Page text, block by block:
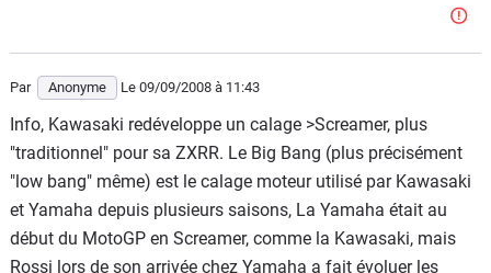
Par Anonyme Le 09/09/2008 à 11:43
Info, Kawasaki redéveloppe un calage >Screamer, plus
"traditionnel" pour sa ZXRR. Le Big Bang (plus précisément
"low bang" même) est le calage moteur utilisé par Kawasaki
et Yamaha depuis plusieurs saisons, La Yamaha était au
début du MotoGP en Screamer, comme la Kawasaki, mais
Rossi lors de son arrivée chez Yamaha a fait évoluer les